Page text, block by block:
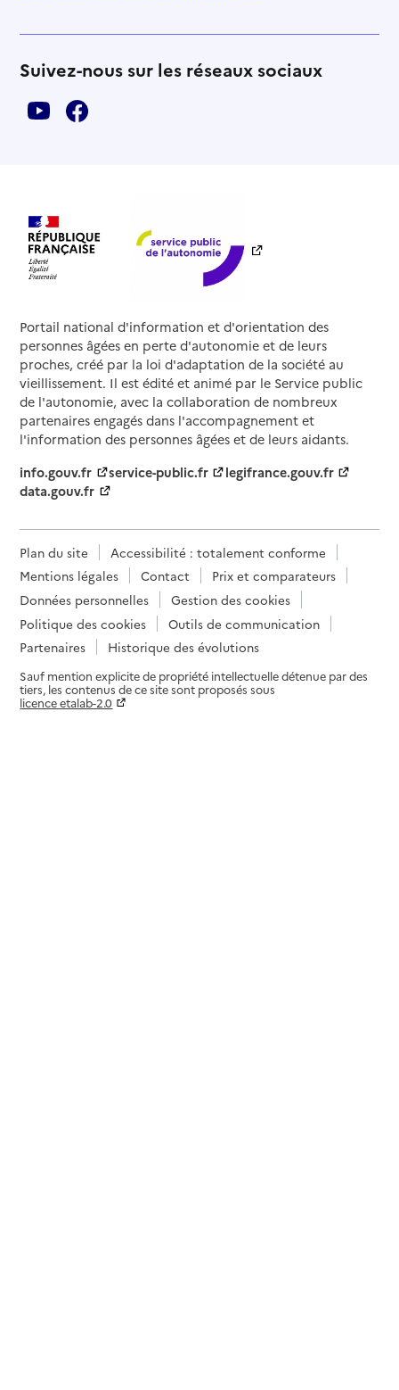
Suivez-nous sur les réseaux sociaux
Portail national d'information et d'orientation des
personnes âgées en perte d'autonomie et de leurs
proches, créé par la loi d'adaptation de la société au
vieillissement. Il est édité et animé par le Service public
de l'autonomie, avec la collaboration de nombreux
partenaires engagés dans l'accompagnement et
l'information des personnes âgées et de leurs aidants.
info.gouv.fr
service-public.fr
legifrance.gouv.fr
data.gouv.fr
Plan du site
Accessibilité : totalement conforme
Mentions légales
Contact
Prix et comparateurs
Données personnelles
Gestion des cookies
Politique des cookies
Outils de communication
Partenaires
Historique des évolutions
Sauf mention explicite de propriété intellectuelle détenue par des
tiers, les contenus de ce site sont proposés sous
licence etalab-2.0